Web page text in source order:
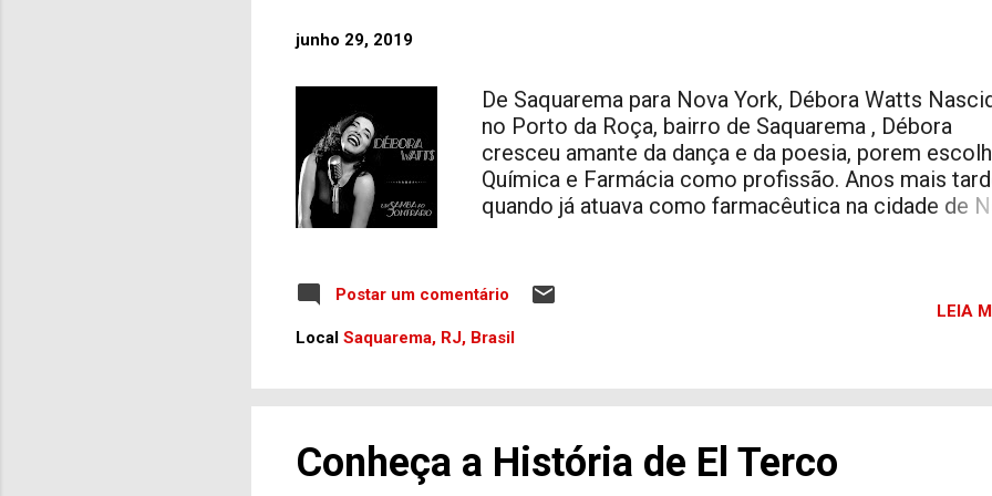
junho 29, 2019
De Saquarema para Nova York, Débora Watts
no Porto da Roça, bairro de Saquarema , Débora
cresceu amante da dança e da poesia, porem
Química e Farmácia como profissão. Anos mais
quando já atuava como farmacêutica na cidade de
passou vários anos cantando Bossa Nova, MPB e
Samba, bem como o jazz Americano. Apaixonada
música brasileira, Débora ao cantar músicas
artista com tanta preocupação em manter as suas
proprias músicas. E para a surprêsa da mesma, suas
composicões trouxeram de volta o Maxixe, o Samba-
Postar um comentário
Local Saquarema, RJ, Brasil
LEIA
Conheça a História de El Terco